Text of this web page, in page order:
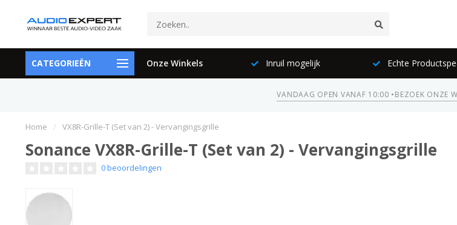
CATEGORIEËN Onze Winkels
100% Klanttevredenheid Inruil mogelijk Echte
VANDAAG OPEN VANAF 10:00 •BEZOEK ONZE
Home / VX8R-Grille-T (Set van 2) - Vervangingsgrille
Sonance VX8R-Grille-T (Set van 2) - Vervangingsgrille
0 beoordelingen